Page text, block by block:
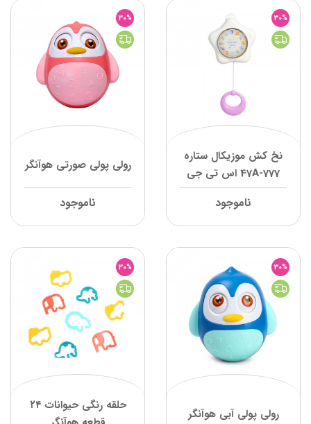
30%
نخ کش موزیکال ستاره
777-47A اس تی جی
ناموجود
30%
رولی پولی صورتی هوآنگر
ناموجود
30%
رولی پولی آبی هوآنگر
30%
حلقه رنگی حیوانات ۲۴